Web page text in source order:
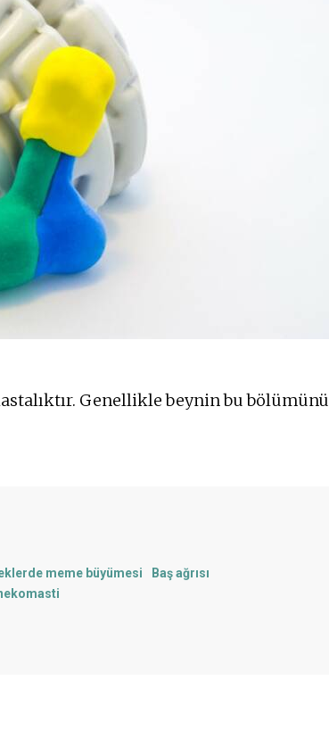
Genellikle beynin bu
meme büyümesi
Baş ağrısı